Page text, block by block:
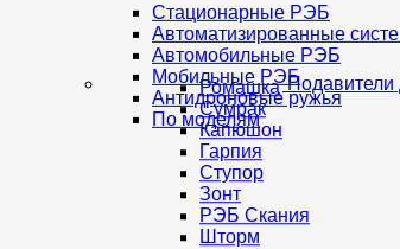
Подавители
Стационарные РЭБ
Автоматизированные
Автомобильные РЭБ
Мобильные РЭБ
Антидроновые ружья
По моделям
Ромашка
Сумрак
Капюшон
Гарпия
Ступор
Зонт
РЭБ Скания
Шторм